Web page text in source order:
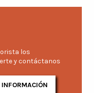
los
y contáctanos